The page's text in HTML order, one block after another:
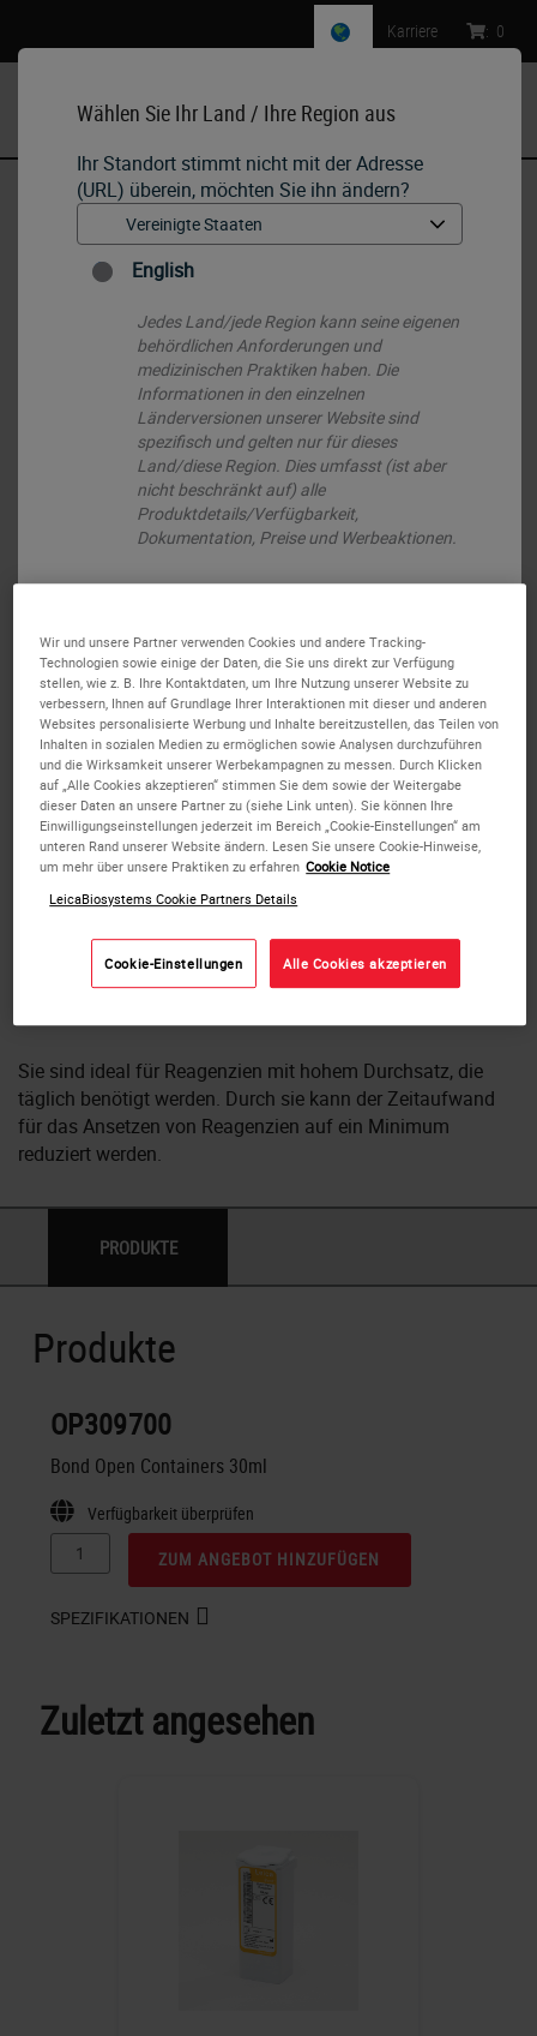
Wählen Sie Ihr Land / Ihre Region aus
Ihr Standort stimmt nicht mit der Adresse
(URL) überein, möchten Sie ihn ändern?
English
Jedes Land/jede Region kann seine eigenen
behördlichen Anforderungen und
medizinischen Praktiken haben. Die
Informationen in den einzelnen
Länderversionen unserer Website sind
spezifisch und gelten nur für dieses
Land/diese Region. Dies umfasst (ist aber
nicht beschränkt auf) alle
Produktdetails/Verfügbarkeit,
Dokumentation, Preise und Werbeaktionen.
Ja oder Nein
Karriere : 0
IHC & ISH • Ancillaries & Consumables
Bond Open Containers 30 mL
Bond Open Containers 30 mL
Die offenen Bond Behälter zu 30 ml erlauben die
Verwendung von Reagenzien beliebiger Herkunft auf dem
Bond-System.
Jeder Behälter fasst 30 ml und ist so oft nachfüllbar, bis
Sie sind ideal für Reagenzien mit hohem Durchsatz, die
täglich benötigt werden. Durch sie kann der Zeitaufwand
für das Ansetzen von Reagenzien auf ein Minimum
reduziert werden.
PRODUKTE
Produkte
OP309700
Bond Open Containers 30ml
Verfügbarkeit überprüfen
ZUM ANGEBOT HINZUFÜGEN
SPEZIFIKATIONEN
Zuletzt angesehen
Wir und unsere Partner verwenden Cookies und andere Tracking-
Technologien sowie einige der Daten, die Sie uns direkt zur Verfügung
stellen, wie z. B. Ihre Kontaktdaten, um Ihre Nutzung unserer Website zu
verbessern, Ihnen auf Grundlage Ihrer Interaktionen mit dieser und anderen
Websites personalisierte Werbung und Inhalte bereitzustellen, das Teilen von
Inhalten in sozialen Medien zu ermöglichen sowie Analysen durchzuführen
und die Wirksamkeit unserer Werbekampagnen zu messen. Durch Klicken
auf „Alle Cookies akzeptieren“ stimmen Sie dem sowie der Weitergabe
dieser Daten an unsere Partner zu (siehe Link unten). Sie können Ihre
Einwilligungseinstellungen jederzeit im Bereich „Cookie-Einstellungen“ am
unteren Rand unserer Website ändern. Lesen Sie unsere Cookie-Hinweise,
um mehr über unsere Praktiken zu erfahren Cookie Notice
LeicaBiosystems Cookie Partners Details
Cookie-Einstellungen Alle Cookies akzeptieren